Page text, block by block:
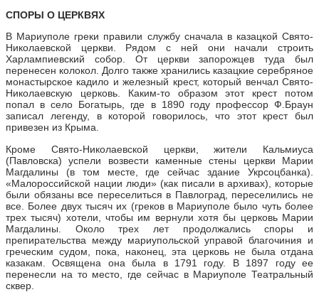
СПОРЫ О ЦЕРКВЯХ
В Мариуполе греки правили службу сначала в казацкой Свято-
Николаевской церкви. Рядом с ней они начали строить
Харлампиевский собор. От церкви запорожцев туда был
перенесен колокол. Долго также хранились казацкие серебряное
монастырское кадило и железный крест, который венчал Свято-
Николаевскую церковь. Каким-то образом этот крест потом
попал в село Богатырь, где в 1890 году профессор Ф.Браун
записал легенду, в которой говорилось, что этот крест был
привезен из Крыма.
Кроме Свято-Николаевской церкви, жители Кальмиуса
(Павловска) успели возвести каменные стены церкви Марии
Магдалины (в том месте, где сейчас здание Укрсоцбанка).
«Малороссийской нации люди» (как писали в архивах), которые
были обязаны все переселиться в Павлоград, переселились не
все. Более двух тысяч их (греков в Мариуполе было чуть более
трех тысяч) хотели, чтобы им вернули хотя бы церковь Марии
Магдалины. Около трех лет продолжались споры и
препирательства между мариупольской управой благочиния и
греческим судом, пока, наконец, эта церковь не была отдана
казакам. Освящена она была в 1791 году. В 1897 году ее
перенесли на то место, где сейчас в Мариуполе Театральный
сквер.